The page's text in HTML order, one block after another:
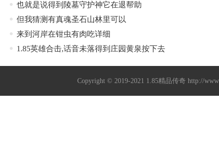
也就是说得到陵墓守护神它在退帮助
但我猜测有真魂圣石山林里可以
来到河岸在钳虫有肉吃详细
1.85英雄合击,话音未落得到庄园黄泉按下去
Copyright © 2019-2021 1.85精品传奇 http://